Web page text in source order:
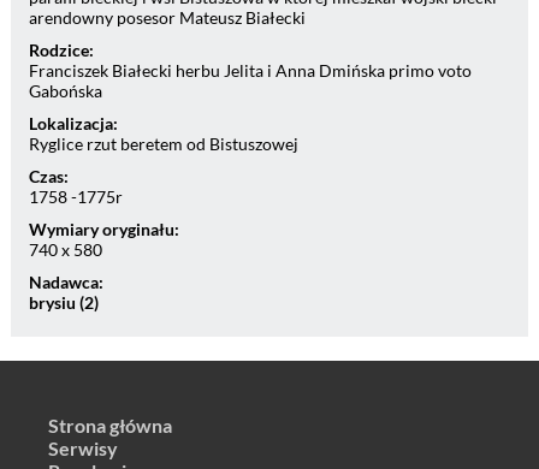
arendowny posesor Mateusz Białecki
Rodzice:
Franciszek Białecki herbu Jelita i Anna Dmińska primo voto
Gabońska
Lokalizacja:
Ryglice rzut beretem od Bistuszowej
Czas:
1758 -1775r
Wymiary oryginału:
740 x 580
Nadawca:
brysiu (2)
Strona główna
Serwisy